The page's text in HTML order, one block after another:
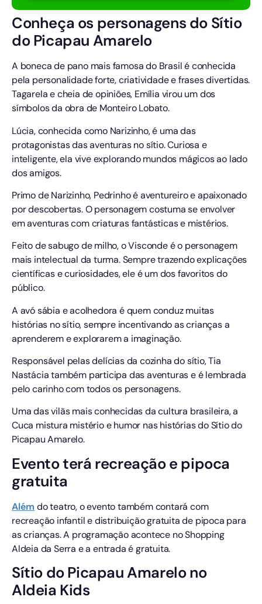
Conheça os personagens do Sítio
do Picapau Amarelo
A boneca de pano mais famosa do Brasil é conhecida
pela personalidade forte, criatividade e frases divertidas.
Tagarela e cheia de opiniões, Emília virou um dos
símbolos da obra de Monteiro Lobato.
Lúcia, conhecida como Narizinho, é uma das
protagonistas das aventuras no sítio. Curiosa e
inteligente, ela vive explorando mundos mágicos ao lado
dos amigos.
Primo de Narizinho, Pedrinho é aventureiro e apaixonado
por descobertas. O personagem costuma se envolver
em aventuras com criaturas fantásticas e mistérios.
Feito de sabugo de milho, o Visconde é o personagem
mais intelectual da turma. Sempre trazendo explicações
científicas e curiosidades, ele é um dos favoritos do
público.
A avó sábia e acolhedora é quem conduz muitas
histórias no sítio, sempre incentivando as crianças a
aprenderem e explorarem a imaginação.
Responsável pelas delícias da cozinha do sítio, Tia
Nastácia também participa das aventuras e é lembrada
pelo carinho com todos os personagens.
Uma das vilãs mais conhecidas da cultura brasileira, a
Cuca mistura mistério e humor nas histórias do Sítio do
Picapau Amarelo.
Evento terá recreação e pipoca
gratuita
Além do teatro, o evento também contará com
recreação infantil e distribuição gratuita de pipoca para
as crianças. A programação acontece no Shopping
Aldeia da Serra e a entrada é gratuita.
Sítio do Picapau Amarelo no
Aldeia Kids